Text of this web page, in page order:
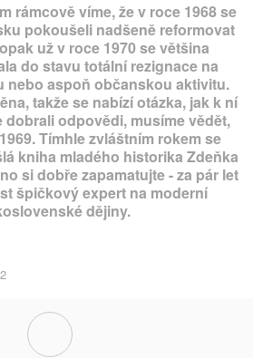
rámcově víme, že v roce 1968 se
pokoušeli nadšeně reformovat
už v roce 1970 se většina
do stavu totální rezignace na
nebo aspoň občanskou aktivitu.
takže se nabízí otázka, jak k ní
odpovědi, musíme vědět,
Tímhle zvláštním rokem se
kniha mladého historika Zdeňka
si dobře zapamatujte - za pár let
špičkový expert na moderní
dějiny.